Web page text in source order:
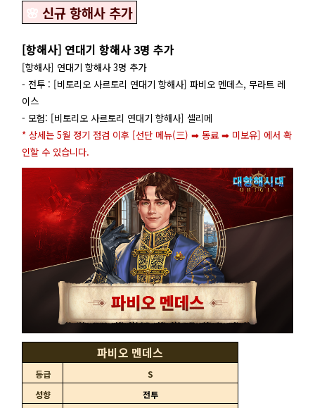
🌸 신규 항해사 추가
[항해사] 연대기 항해사 3명 추가
[항해사] 연대기 항해사 3명 추가
- 전투 : [비토리오 사르토리 연대기 항해사] 파비오 멘데스, 무라트 레
이스
- 모험: [비토리오 사르토리 연대기 항해사] 셀리메
* 상세는 5월 정기 점검 이후 [선단 메뉴(三) ➡ 동료 ➡ 미보유] 에서 확
인할 수 있습니다.
파비오 멘데스
등급
S
성향
전투